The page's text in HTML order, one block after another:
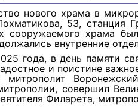
нового храма в
53, станция
сооружаемого храма
внутренние
года, в день памяти
и поистине
митрополит
совершил
Филарета,